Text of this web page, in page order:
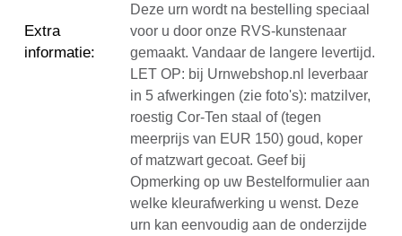
Extra
informatie:
Deze urn wordt na bestelling speciaal
voor u door onze RVS-kunstenaar
gemaakt. Vandaar de langere levertijd.
LET OP: bij Urnwebshop.nl leverbaar
in 5 afwerkingen (zie foto's): matzilver,
roestig Cor-Ten staal of (tegen
meerprijs van EUR 150) goud, koper
of matzwart gecoat. Geef bij
Opmerking op uw Bestelformulier aan
welke kleurafwerking u wenst. Deze
urn kan eenvoudig aan de onderzijde